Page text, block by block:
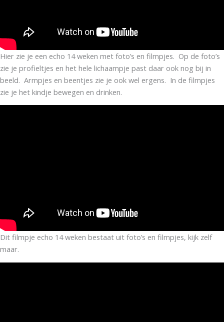
Hier zie je een echo 14 weken met foto’s en filmpjes. Op de foto’s
zie je profieltjes en het hele lichaampje past daar ook nog bij in
beeld. Armpjes en beentjes zie je ook wel ergens. In de filmpjes
zie je het kindje bewegen en drinken.
Dit filmpje echo 14 weken bestaat uit foto’s en filmpjes, kijk zelf
maar.